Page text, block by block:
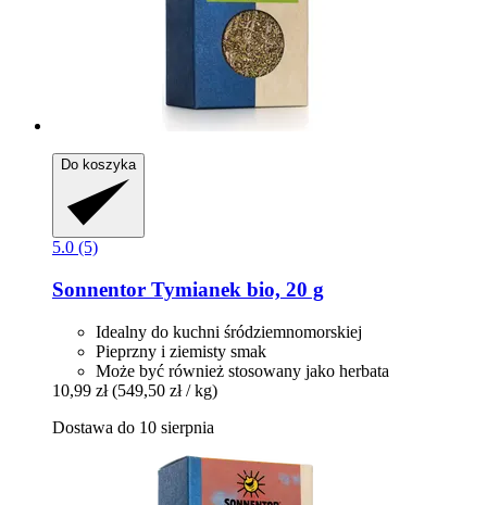
Do koszyka
5.0 (5)
Sonnentor Tymianek bio, 20 g
Idealny do kuchni śródziemnomorskiej
Pieprzny i ziemisty smak
Może być również stosowany jako herbata
10,99 zł (549,50 zł / kg)
Dostawa do 10 sierpnia